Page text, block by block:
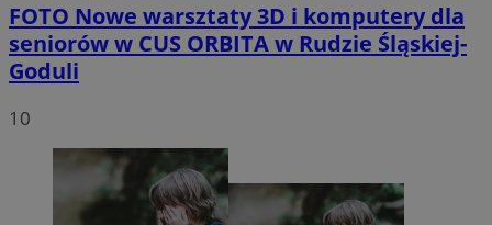
FOTO Nowe warsztaty 3D i komputery dla
seniorów w CUS ORBITA w Rudzie Śląskiej-
Goduli
10